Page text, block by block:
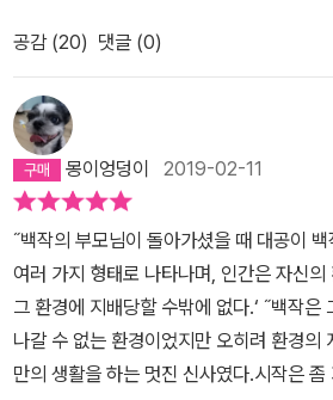
였다.(339쪽)'아이들이 기억하도록 하기
군요.'(509쪽) 감동을 받았던 부분은 서커
친구들 앞에서 저글링 하는 장면이었다.더
지들은 앞으로 밀어내는 동시에 우주 공간
도록 붙잡는 중력의 힘에 의해 좌우되는 행
들 앞에 서 있는 안드레이는 그것들을 궤도
다시 놓아줌으로써 행성들이 자연스럽게
만드는 듯했다.ㆍㆍㆍㆍㆍㆍ거리의 마술
년 같은 표정의 에밀은 군중 틈에서 소줍게
내밀었다. 15년 가까이 다른 누구의 손이
칼이었다. 안드레이는 의식을 치르는 듯한
식칼을 받아 들었다. 그가 네개의 칼을 돌
묘한 기분. 바로 내 얘기였다.​백작은 꼬마
이는 법이 없었고, 직접 보고 겪고 검증해
다. 총명했던 꼬마는 점점 시니컬한 어른이
어 호텔 밖으로 떠나간다. 그리고 수년 뒤,
좀 맡아달라 하고 사라진다. 졸지에 애 아빠
의외로 행복 그 자체였다. 소피야는 엄마를
고, 엄마보다 온화하여 잔뜩 사랑받고 자라
과 전혀 다른 니나, 그리고 니나와 딴판인
동시에 불편함을 느낀다. 하나부터 열까지
방식을 마냥 환영할 수가 없어서였다. 그러
것. 젊었을 때 결혼을 피하고 아이 갖기를
로 최고의 편리함이에요, 안나. 한때 난 그
결국 나에게 가장 중요했던 것은 불편함
의 최고 매력은 단연코 로스토프 백작이라
귀족이 가져야 할 모든 자질을 갖춘 듯한
사와 철학, 음악, 문학 등 예술은 물론이고
인에 대한 해박한 지식은 그의 품격을 더욱
바의 신사>는 바뀐 세상으로부터 추방당
이자 그 혼란스러운 시기를 함께 살아간 다
도 하다. 격동의 러시아를 배경으로 그 혹
사람들의 이야기가 너무나 매력적인 주인
로 펼쳐진다. 볼셰비키 혁명도 바꾸지 못
다급한 문제들부터 하나씩 처리해 나가기
서 세계 각국의 다양한 요리를 제공하는 전
지배인 안드레이와 주방장 에밀은 백작(훗
삼총사를 구성해서 제한적이지만 다양한
소녀 니나 쿨리코바와의 우정 또한 기가 막
부분으로 잡혀 있다. 공주가 되고 싶다고
작은 자신이 가진 다양한 교양과 예절을 가
들과의 누리는 이런 사소한 즐거움이 없었
삶은 형편없었을 것이다. 게다가 백작은
한 명이었던 안나 우르바노바의 숨겨진 애
않았던가. 물론 절친 미시카의 관계 역전 때
만, 체호프 서신 사건으로 미시카가 유배형
았다. 구 러시아의 마지막 귀족이라고 해도
바이올린을 연주해 먹고 살다가 결국은 유
귀족 니콜라이 페트로프 공작이 역시 성탄
하지만 32세 때부터 시작해 64세까지 모스
를 당하면서도 귀족 특유의 절제와 적응과
과, 무엇보다 깊고도 넓은 교양과 지식으
도 화려한 생존기야말로 책의 백미라 할 것
이 비틀리기 시작했다. 콕 집어 작가가 미
럽인이어도 마찬가지인데, 어쨌든 자본주
귀족 계급에 대한 짙은 향수. 이게 어쩐지
바의 신사>는 볼셰비키 혁명이 끝난 1922
이유만으로 모스크바의 메트로폴 호텔을
다는 '종신 연금형'을 선고받은 서른세 살
작의 이야기를 그린다. 혁명 이전, 로스토
택에서 열네 명의 하인으로부터 시중을 받
다. 그는 성 안드레이 훈장을 받았으며, 경
사냥의 명인으로 불렸다. 혁명이 일어나기
고 있던 로스토프는, 고국 러시아에서 인
소식을 듣자마자 혁명에 동조하기 위해 모
혁명에 승리한 인민들은 귀족 출신인 로스
한다고 여겼으나, 그가 혁명에 동조하는 시
연금형이라는 상대적으로 약한 형벌을 내
공감 (20) 댓글 (0)
몽이엉덩이 2019-02-11
˝백작의 부모님이 돌아가셨을 때 대공이
여러 가지 형태로 나타나며, 인간은 자신
그 환경에 지배당할 수밖에 없다.‘ ˝백작은
나갈 수 없는 환경이었지만 오히려 환경의
만의 생활을 하는 멋진 신사였다.시작은 좀